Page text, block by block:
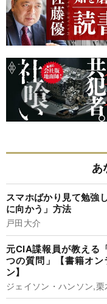
あ
スマホばかり見て勉強
に向かう」方法
戸田大介
元CIA諜報員が教える
つの質問」【書籍オ
ン】
ジェイソン・ハンソン,栗